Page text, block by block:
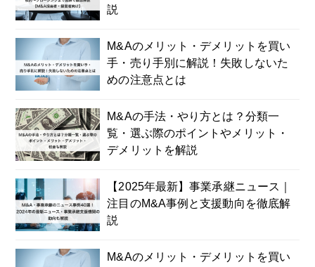
説
M&Aのメリット・デメリットを買い
手・売り手別に解説！失敗しないた
めの注意点とは
M&Aの手法・やり方とは？分類一
覧・選ぶ際のポイントやメリット・
デメリットを解説
【2025年最新】事業承継ニュース｜
注目のM&A事例と支援動向を徹底解
説
M&Aのメリット・デメリットを買い